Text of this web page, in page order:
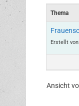
Thema
Erstellt von:
Ansicht